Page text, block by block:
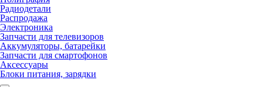
Радиодетали
Распродажа
Электроника
Запчасти для телевизоров
Аккумуляторы, батарейки
Запчасти для смартофонов
Аксессуары
Блоки питания, зарядки